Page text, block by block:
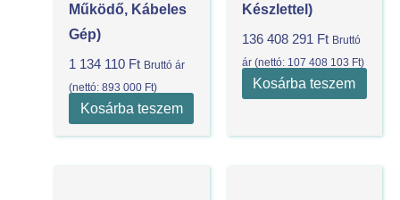
Működő, Kábeles
Gép)
1 134 110 Ft Bruttó ár
(nettó:893 000 Ft)
Kosárba teszem
Készlettel)
136 408 291 Ft Bruttó
ár (nettó: 107 408 103 Ft)
Kosárba teszem